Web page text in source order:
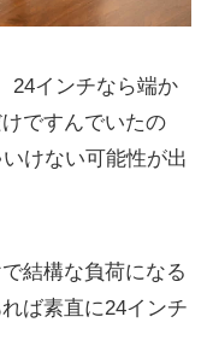
24インチなら端か
ですんでいたの
けない可能性が出
結構な負荷になる
ば素直に24インチ